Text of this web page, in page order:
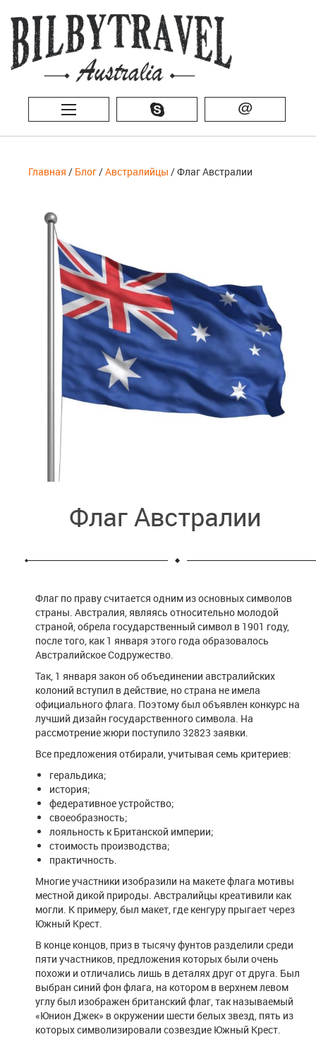
@
Главная / Блог/Австралийцы / Флаг Австралии
Флаг Австралии
Флаг по праву считается одним из основных символов
страны. Австралия, являясь относительно молодой
страной, обрела государственный символ в 1901 году,
после того, как 1 января этого года образовалось
Австралийское Содружество.
Так, 1 января закон об объединении австралийских
колоний вступил в действие, но страна не имела
официального флага. Поэтому был объявлен конкурс на
лучший дизайн государственного символа. На
рассмотрение жюри поступило 32823 заявки.
Все предложения отбирали, учитывая семь критериев:
геральдика;
история;
федеративное устройство;
своеобразность;
лояльность к Британской империи;
стоимость производства;
практичность.
Многие участники изобразили на макете флага мотивы
местной дикой природы. Австралийцы креативили как
могли. К примеру, был макет, где кенгуру прыгает через
Южный Крест.
В конце концов, приз в тысячу фунтов разделили среди
пяти участников, предложения которых были очень
похожи и отличались лишь в деталях друг от друга. Был
выбран синий фон флага, на котором в верхнем левом
углу был изображен британский флаг, так называемый
«Юнион Джек» в окружении шести белых звезд, пять из
которых символизировали созвездие Южный Крест.